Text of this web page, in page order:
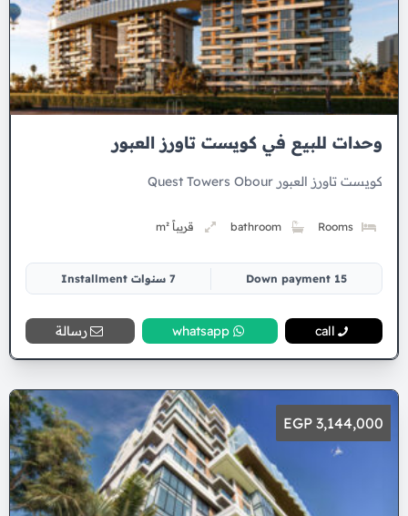
وحدات للبيع في كويست تاورز العبور
كويست تاورز العبور Quest Towers Obour
Rooms
bathroom قريباً m²
15 Down payment 7 سنوات Installment
call
whatsapp رسالة
3,144,000 EGP